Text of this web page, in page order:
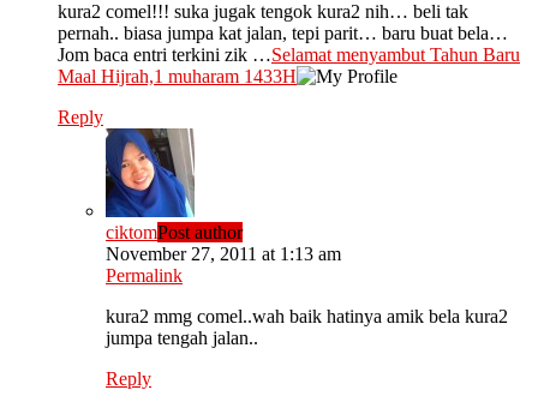
kura2 comel!!! suka jugak tengok kura2 nih… beli tak
pernah.. biasa jumpa kat jalan, tepi parit… baru buat bela…
Jom baca entri terkini zik …Selamat menyambut Tahun Baru
Maal Hijrah,1 muharam 1433H
Reply
ciktomPost author
November 27, 2011 at 1:13 am
Permalink
kura2 mmg comel..wah baik hatinya amik bela kura2
jumpa tengah jalan..
Reply